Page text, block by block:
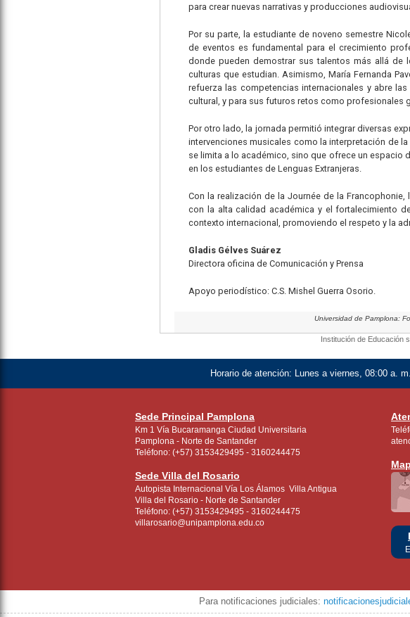
para crear nuevas narrativas y producciones
Por su parte, la estudiante de noveno semestre
de eventos es fundamental para el crecimiento
donde pueden demostrar sus talentos más allá de
culturas que estudian. Asimismo, María Fernanda
refuerza las competencias internacionales y abre
cultural, y para sus futuros retos como profesionales
Por otro lado, la jornada permitió integrar diversas
intervenciones musicales como la interpretación de
se limita a lo académico, sino que ofrece un espacio
en los estudiantes de Lenguas Extranjeras.
Con la realización de la Journée de la
con la alta calidad académica y el fortalecimiento
contexto internacional, promoviendo el respeto y la
Gladis Gélves Suárez
Directora oficina de Comunicación y Prensa
Apoyo periodístico: C.S. Mishel Guerra Osorio.
Universidad de Pamplona:
Institución de Educación
Horario de atención: Lunes a viernes, 08:00 a.
Sede Principal Pamplona
Km 1 Vía Bucaramanga Ciudad Universitaria
Pamplona - Norte de Santander
Teléfono: (+57) 3153429495 - 3160244475
Sede Villa del Rosario
Autopista Internacional Vía Los Álamos Villa Antigua
Villa del Rosario - Norte de Santander
Teléfono: (+57) 3153429495 - 3160244475
villarosario@unipamplona.edu.co
Para notificaciones judiciales: